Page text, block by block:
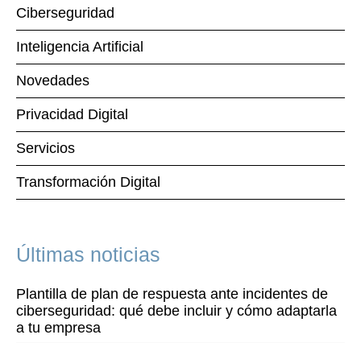
Ciberseguridad
Inteligencia Artificial
Novedades
Privacidad Digital
Servicios
Transformación Digital
Últimas noticias
Plantilla de plan de respuesta ante incidentes de
ciberseguridad: qué debe incluir y cómo adaptarla
a tu empresa